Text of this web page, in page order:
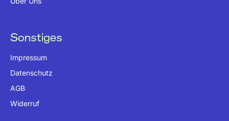
Sonstiges
Impressum
Datenschutz
AGB
Widerruf